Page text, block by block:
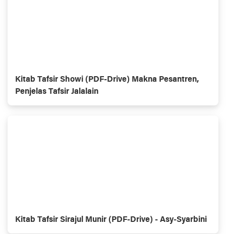
Kitab Tafsir Showi (PDF-Drive) Makna Pesantren,
Penjelas Tafsir Jalalain
Kitab Tafsir Sirajul Munir (PDF-Drive) - Asy-Syarbini